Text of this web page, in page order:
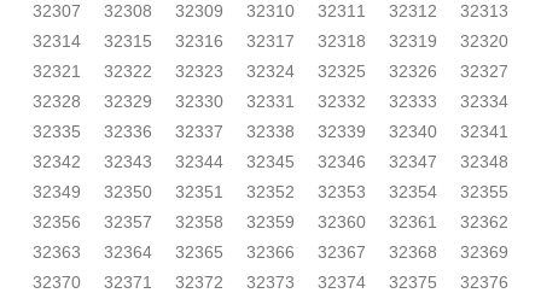
32307
32308 32309 32310 32311 32312
32313
32314
32315 32316 32317 32318 32319
32320
32321
32322 32323 32324 32325 32326
32327
32328
32329 32330 32331 32332 32333
32334
32335
32336 32337 32338 32339 32340
32341
32342
32343 32344 32345 32346 32347
32348
32349
32350 32351 32352 32353 32354
32355
32356
32357 32358 32359 32360 32361
32362
32363
32364 32365 32366 32367 32368
32369
32370
32371 32372 32373 32374 32375
32376